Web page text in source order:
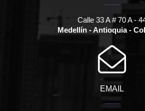
Calle 33 A # 70 A -
Medellín - Antioquia -
EMAIL